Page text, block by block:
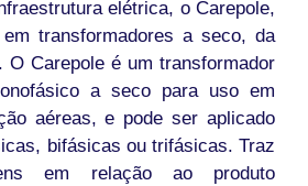
elétrica, o Carepole,
transformadores a seco, da
O Carepole é um transformador
a seco para uso em
aéreas, e pode ser aplicado
bifásicas ou trifásicas. Traz
em relação ao produto